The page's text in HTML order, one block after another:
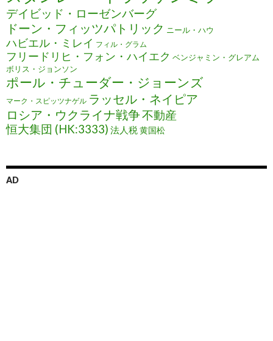
デイビッド・ローゼンバーグ
ドーン・フィッツパトリック ニール・ハウ
ハビエル・ミレイ フィル・グラム
フリードリヒ・フォン・ハイエク ベンジャミン・グレアム
ボリス・ジョンソン
ポール・チューダー・ジョーンズ
マーク・スピッツナゲル ラッセル・ネイピア
ロシア・ウクライナ戦争不動産
恒大集団 (HK:3333) 法人税黄国松
AD